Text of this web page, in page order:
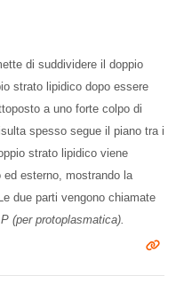
di suddividere il doppio
strato lipidico dopo essere
a uno forte colpo di
spesso segue il piano tra i
strato lipidico viene
esterno, mostrando la
due parti vengono chiamate
(per protoplasmatica).